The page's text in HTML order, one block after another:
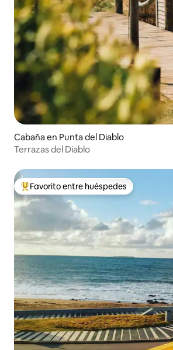
Cabaña en Punta del Diablo
Terrazas del Diablo
Favorito entre huéspedes preferido
Favorito entre huéspedes